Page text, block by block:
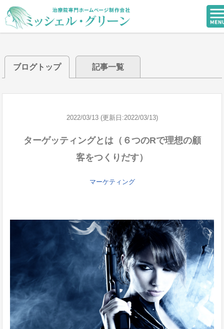
ブログトップ 記事一覧
2022/03/13 (更新日:2022/03/13)
ターゲッティングとは（６つのRで理想の顧
客をつくりだす）
マーケティング